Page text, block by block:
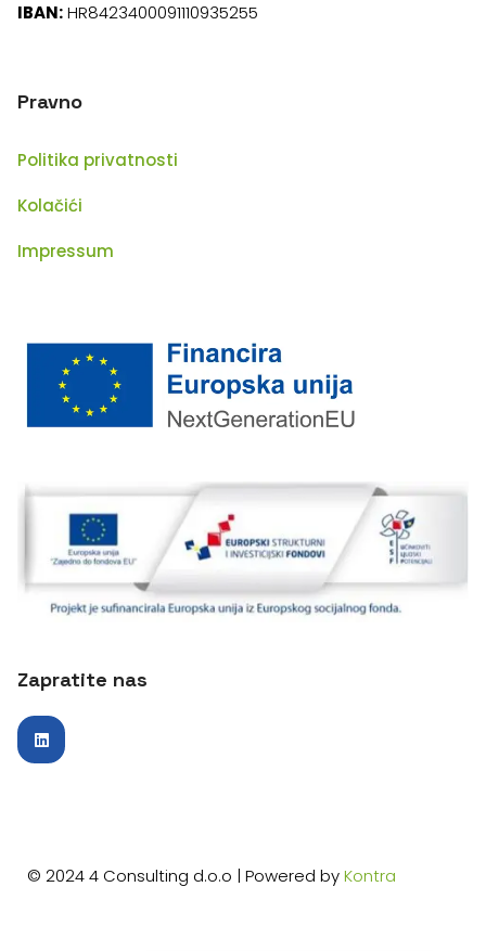
IBAN:HR8423400091110935255
Pravno
Politika privatnosti
Kolačići
Impressum
Zapratite nas
© 2024 4 Consulting d.o.o | Powered byKontra